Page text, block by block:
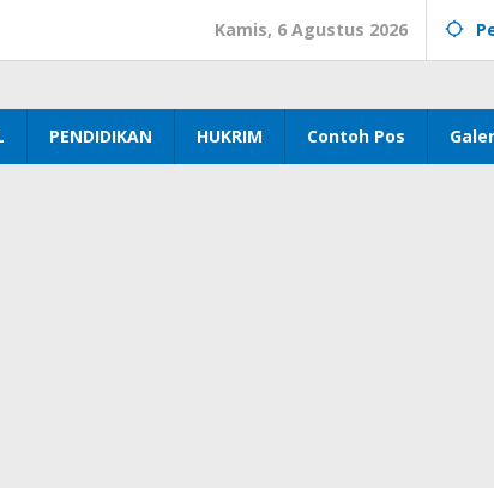
Kamis, 6 Agustus 2026
PENDIDIKAN HUKRIM Contoh Pos